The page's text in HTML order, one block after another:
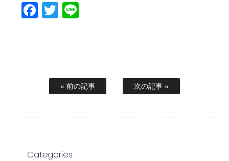
Facebook
Twitter
« 前の記事 次の記事 »
Categories